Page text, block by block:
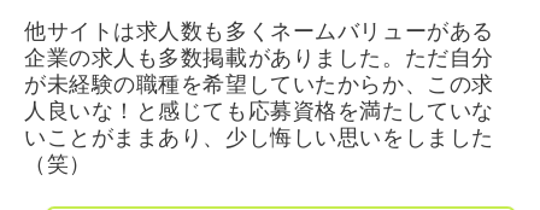
他サイトは求人数も多くネームバリューがある
企業の求人も多数掲載がありました。ただ自分
が未経験の職種を希望していたからか、この求
人良いな！と感じても応募資格を満たしていな
いことがままあり、少し悔しい思いをしました
（笑）